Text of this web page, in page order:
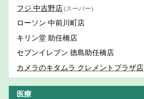
フジ 中吉野店(スーパー)
ローソン 中前川町店
キリン堂 助任橋店
セブンイレブン 徳島助任橋店
カメラのキタムラ クレメントプラザ店
医療